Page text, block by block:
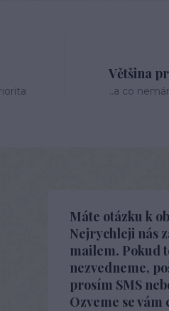
Většina
..a co
Máte otázku k
Nejrychleji nás
mailem. Pokud
nezvedneme,
prosím SMS
Ozveme se vám